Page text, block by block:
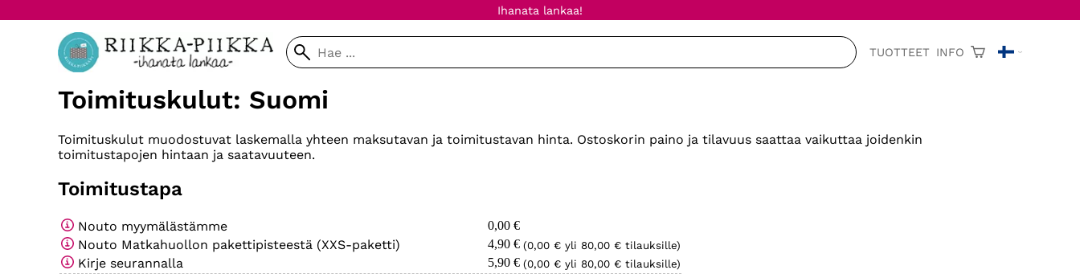
Ihanata lankaa!
TUOTTEET INFO
Toimituskulut: Suomi
Toimituskulut muodostuvat laskemalla yhteen maksutavan ja toimitustavan hinta. Ostoskorin paino ja tilavuus saattaa vaikuttaa joidenkin
toimitustapojen hintaan ja saatavuuteen.
Toimitustapa
Nouto myymälästämme 0,00 €
Nouto Matkahuollon pakettipisteestä (XXS-paketti) 4,90 € (0,00 € yli 80,00 € tilauksille)
Kirje seurannalla 5,90 € (0,00 € yli 80,00 € tilauksille)